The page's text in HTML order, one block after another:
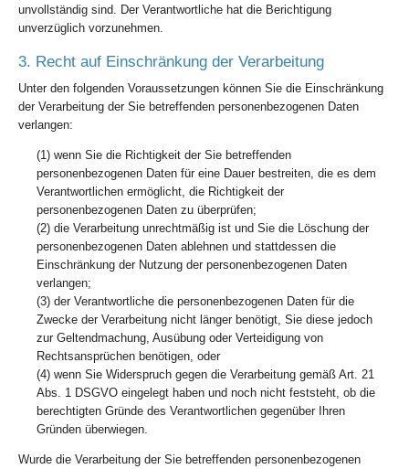
unvollständig sind. Der Verantwortliche hat die Berichtigung
unverzüglich vorzunehmen.
3. Recht auf Einschränkung der Verarbeitung
Unter den folgenden Voraussetzungen können Sie die Einschränkung
der Verarbeitung der Sie betreffenden personenbezogenen Daten
verlangen:
(1) wenn Sie die Richtigkeit der Sie betreffenden
personenbezogenen Daten für eine Dauer bestreiten, die es dem
Verantwortlichen ermöglicht, die Richtigkeit der
personenbezogenen Daten zu überprüfen;
(2) die Verarbeitung unrechtmäßig ist und Sie die Löschung der
personenbezogenen Daten ablehnen und stattdessen die
Einschränkung der Nutzung der personenbezogenen Daten
verlangen;
(3) der Verantwortliche die personenbezogenen Daten für die
Zwecke der Verarbeitung nicht länger benötigt, Sie diese jedoch
zur Geltendmachung, Ausübung oder Verteidigung von
Rechtsansprüchen benötigen, oder
(4) wenn Sie Widerspruch gegen die Verarbeitung gemäß Art. 21
Abs. 1 DSGVO eingelegt haben und noch nicht feststeht, ob die
berechtigten Gründe des Verantwortlichen gegenüber Ihren
Gründen überwiegen.
Wurde die Verarbeitung der Sie betreffenden personenbezogenen